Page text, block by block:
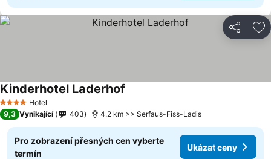
Sdílet
4 Počet hvězdiček
Hotel
Kinderhotel Laderhof
9,3 Vynikající 403 4.2 km >> Serfaus-Fiss-Ladis
Pro zobrazení přesných cen vyberte
termín
Ukázat ceny